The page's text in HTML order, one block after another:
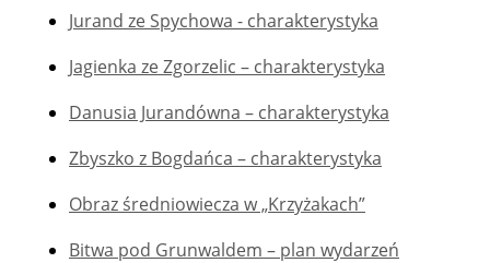
Jurand ze Spychowa - charakterystyka
Jagienka ze Zgorzelic – charakterystyka
Danusia Jurandówna – charakterystyka
Zbyszko z Bogdańca – charakterystyka
Obraz średniowiecza w „Krzyżakach”
Bitwa pod Grunwaldem – plan wydarzeń